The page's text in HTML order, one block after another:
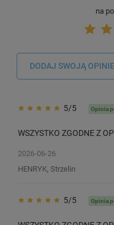
na
DODAJ SWOJĄ OPINIE
5/5 Opinia
WSZYSTKO ZGODNE Z
2026-06-26
HENRYK, Strzelin
5/5 Opinia